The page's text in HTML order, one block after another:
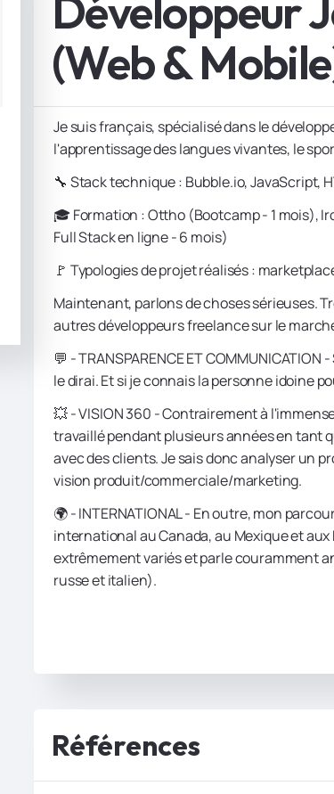
(Web &
Je suis français, spécialisé dans le
l'apprentissage des langues vivantes, le
🔧 Stack technique : Bubble.io, JavaScript,
🎓 Formation : Ottho (Bootcamp - 1 mois),
Full Stack en ligne - 6 mois)
🚩 Typologies de projet réalisés :
Maintenant, parlons de choses sérieuses.
autres développeurs freelance sur le
💬 - TRANSPARENCE ET
le dirai. Et si je connais la personne idoine
💥 - VISION 360 - Contrairement à
travaillé pendant plusieurs années en tant
avec des clients. Je sais donc analyser un
vision produit/commerciale/marketing.
🌍 - INTERNATIONAL - En outre, mon
international au Canada, au Mexique et
extrêmement variés et parle couramment
russe et italien).
Références